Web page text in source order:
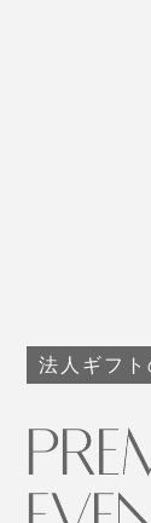
法人ギフト